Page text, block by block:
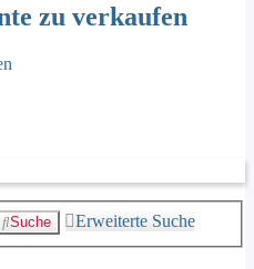
zu verkaufen
Suche
Erweiterte Suche